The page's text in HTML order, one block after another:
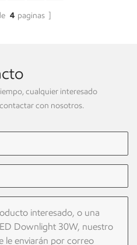
4 paginas
cualquier interesado
con nosotros.